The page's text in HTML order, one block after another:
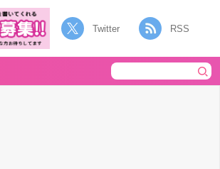
Twitter RSS